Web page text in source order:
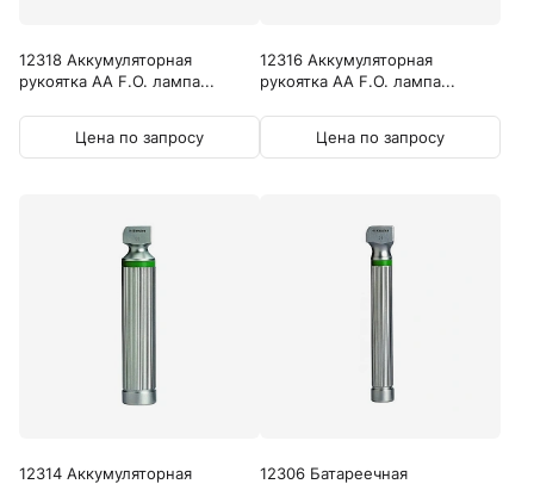
12318 Аккумуляторная
рукоятка AA F.O. лампа...
Цена по запросу
12316 Аккумуляторная
рукоятка AA F.O. лампа...
Цена по запросу
12314 Аккумуляторная
12306 Батареечная